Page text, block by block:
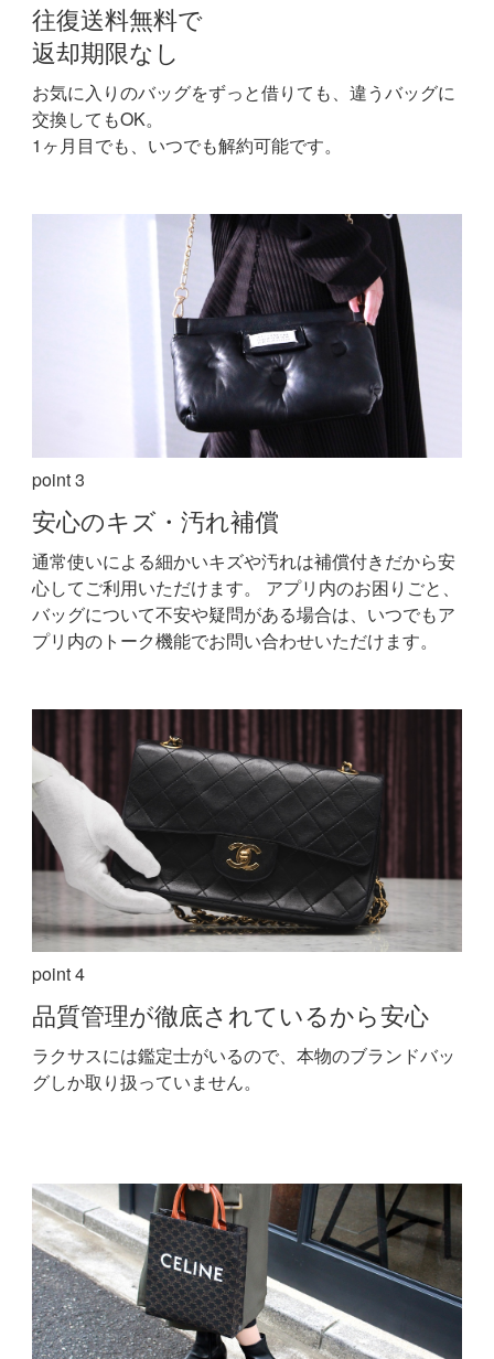
往復送料無料で
返却期限なし
お気に入りのバッグをずっと借りても、違うバッグに
交換してもOK。
1ヶ月目でも、いつでも解約可能です。
point 3
安心のキズ・汚れ補償
通常使いによる細かいキズや汚れは補償付きだから安
心してご利用いただけます。 アプリ内のお困りごと、
バッグについて不安や疑問がある場合は、いつでもア
プリ内のトーク機能でお問い合わせいただけます。
point 4
品質管理が徹底されているから安心
ラクサスには鑑定士がいるので、本物のブランドバッ
グしか取り扱っていません。